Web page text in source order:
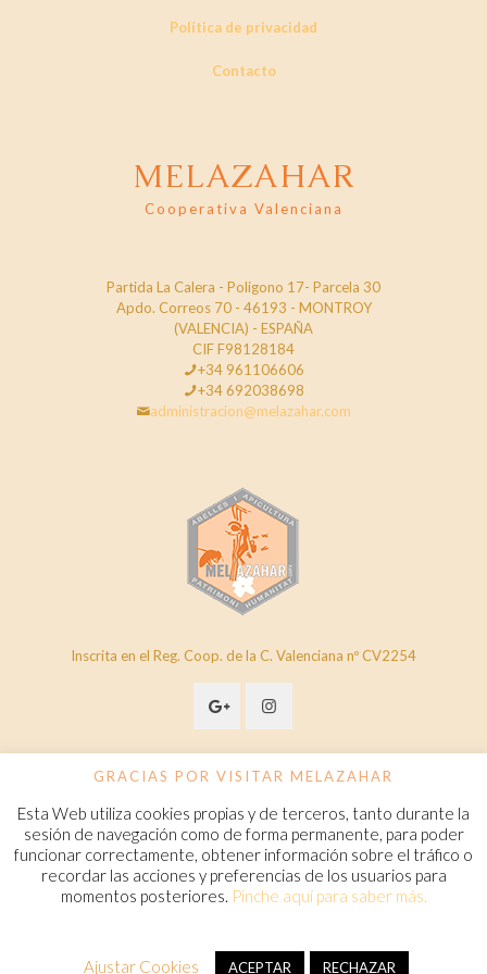
Política de privacidad
Contacto
MELAZAHAR
Cooperativa Valenciana
Partida La Calera - Poligono 17- Parcela 30
Apdo. Correos 70 - 46193 - MONTROY
(VALENCIA) - ESPAÑA
CIF F98128184
+34 961106606
+34 692038698
administracion@melazahar.com
Inscrita en el Reg. Coop. de la C. Valenciana nº CV2254
© 2020 Melazahar. All Rights Reserved.www.melazahar.com
Política de cookies
Condiciones Generales de Contratación
Aviso legal
GRACIAS POR VISITAR MELAZAHAR
Esta Web utiliza cookies propias y de terceros, tanto durante la
sesión de navegación como de forma permanente, para poder
funcionar correctamente, obtener información sobre el tráfico o
recordar las acciones y preferencias de los usuarios para
momentos posteriores. Pinche aquí para saber más.
Ajustar Cookies ACEPTAR RECHAZAR